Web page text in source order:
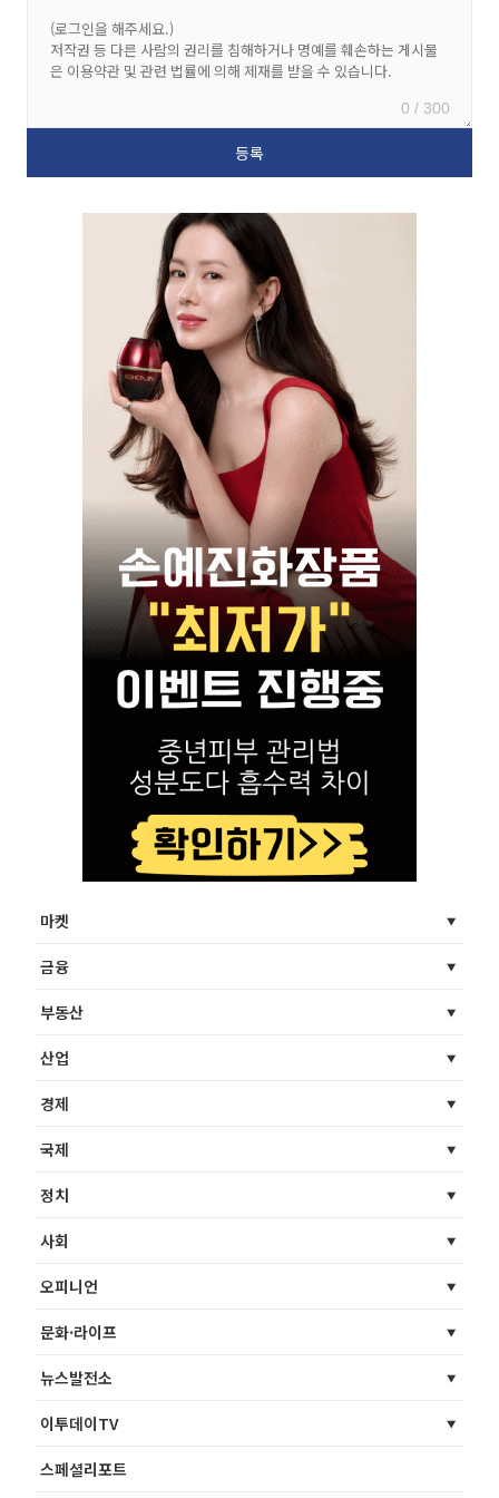
0 / 300
마켓
금융
부동산
산업
경제
국제
정치
사회
오피니언
문화·라이프
뉴스발전소
이투데이TV
스페셜리포트